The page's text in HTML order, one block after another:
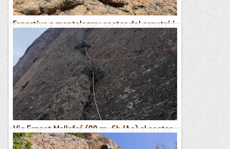
Esportiva a montalegre: sector del caputxi i
la llastra
De tant en tant, cal anar a fer una mica d'esportiva per pujar
una mica de grau. Avui he estat acompanyat/motivat per la
Remei que m'ha fet tibar de braços fent grau,...
Escalada per a tontos
Via Ernest Mallafré (90 m. 6b/Ao) al sector
de la Cova de l'Arcada (Montserrat)